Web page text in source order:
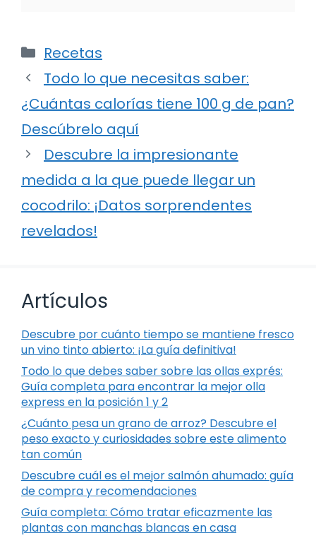
Categorías
Recetas
Todo lo que necesitas saber:
¿Cuántas calorías tiene 100 g de pan?
Descúbrelo aquí
Descubre la impresionante
medida a la que puede llegar un
cocodrilo: ¡Datos sorprendentes
revelados!
Artículos
Descubre por cuánto tiempo se mantiene fresco
un vino tinto abierto: ¡La guía definitiva!
Todo lo que debes saber sobre las ollas exprés:
Guía completa para encontrar la mejor olla
express en la posición 1 y 2
¿Cuánto pesa un grano de arroz? Descubre el
peso exacto y curiosidades sobre este alimento
tan común
Descubre cuál es el mejor salmón ahumado: guía
de compra y recomendaciones
Guía completa: Cómo tratar eficazmente las
plantas con manchas blancas en casa